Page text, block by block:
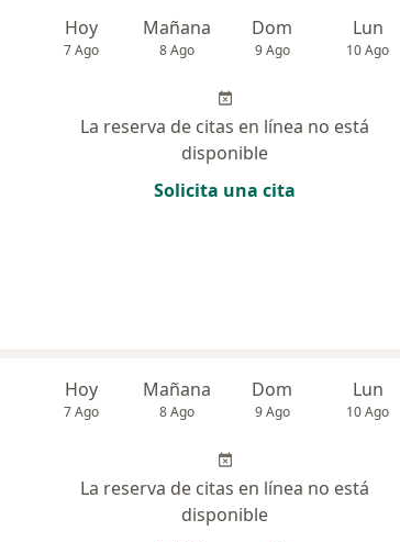
Hoy
7 Ago
Mañana
8 Ago
Dom
9 Ago
Lun
10 Ago
La reserva de citas en línea no está
disponible
Solicita una cita
Hoy
7 Ago
Mañana
8 Ago
Dom
9 Ago
Lun
10 Ago
La reserva de citas en línea no está
disponible